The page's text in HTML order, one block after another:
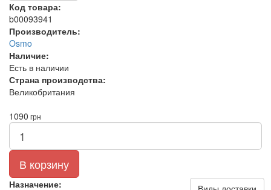
Код товара:
b00093941
Производитель:
Osmo
Наличие:
Есть в наличии
Страна производства:
Великобритания
1090 грн
В корзину
Назначение: